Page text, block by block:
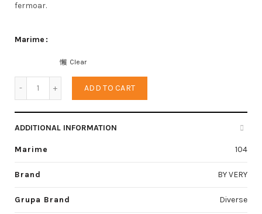
fermoar.
Marime
Clear
ADD TO CART
ADDITIONAL INFORMATION
Marime 104
Brand BY VERY
Grupa Brand Diverse